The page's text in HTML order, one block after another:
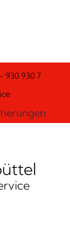
930 930 7